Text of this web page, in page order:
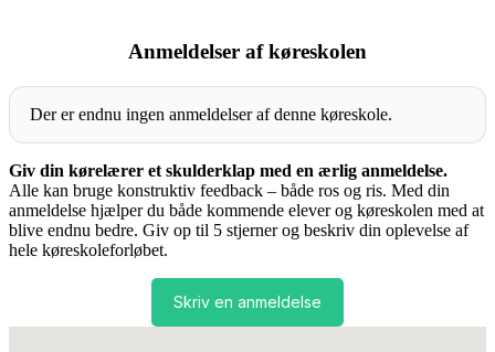
Anmeldelser af køreskolen
Der er endnu ingen anmeldelser af denne køreskole.
Giv din kørelærer et skulderklap med en ærlig anmeldelse.
Alle kan bruge konstruktiv feedback – både ros og ris. Med din
anmeldelse hjælper du både kommende elever og køreskolen med at
blive endnu bedre. Giv op til 5 stjerner og beskriv din oplevelse af
hele køreskoleforløbet.
Skriv en anmeldelse